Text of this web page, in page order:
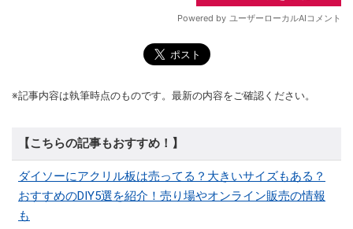
※記事内容は執筆時点のものです。最新の内容をご確認ください。
【こちらの記事もおすすめ！】
ダイソーにアクリル板は売ってる？大きいサイズもある？
おすすめのDIY5選を紹介！売り場やオンライン販売の情報
も